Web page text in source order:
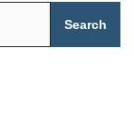
Search